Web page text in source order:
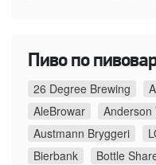
Пиво по
26 Degree Brewing
AleBrowar
Anderson
Austmann Bryggeri
Bierbank
Bottle